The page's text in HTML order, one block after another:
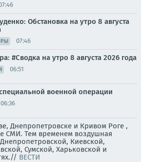
Обстановка на утро 8 августа
07:46
#Сводка на утро 8 августа 2026 года
06:51
военной операции
06:36
Днепропетровске и Кривом Роге ,
СМИ. Тем временем воздушная
Киевской,
Сумской, Харьковской и
ВЕСТИ